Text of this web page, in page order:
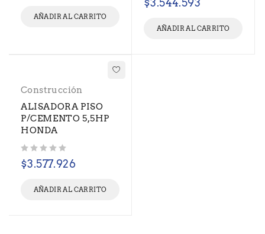
AÑADIR AL CARRITO
$3.544.593
AÑADIR AL CARRITO
Construcción
ALISADORA PISO
P/CEMENTO 5,5HP
HONDA
$3.577.926
AÑADIR AL CARRITO